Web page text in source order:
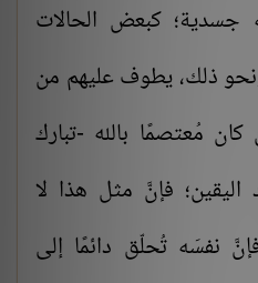
جسدية؛ كبعض الحالات
ذلك، يطوف عليهم من
كان مُعتصمًا بالله -تبارك
اليقين؛ فإنَّ مثل هذا لا
نفسَه تُحلّق دائمًا إلى